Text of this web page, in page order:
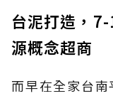
台泥打造，
源概念超商
而早在全家台